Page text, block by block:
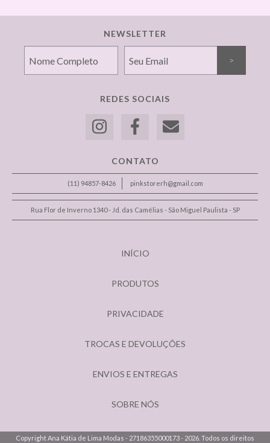
NEWSLETTER
REDES SOCIAIS
CONTATO
(11) 94857-8426 pinkstorerh@gmail.com
Rua Flor de Inverno 1340 - Jd. das Camélias - São Miguel Paulista - SP
INÍCIO
PRODUTOS
PRIVACIDADE
TROCAS E DEVOLUÇÕES
ENVIOS E ENTREGAS
SOBRE NÓS
Copyright Ana Kátia de Lima Modas - 27186355000173 - 2026. Todos os direitos